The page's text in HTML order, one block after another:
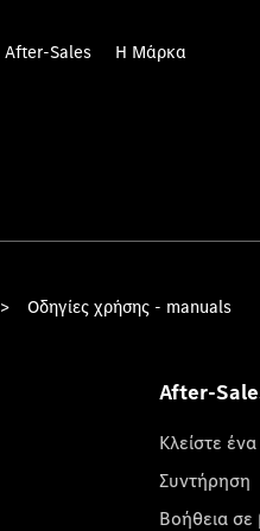
After-Sales Η Μάρκα
> Οδηγίες χρήσης - manuals
After-
Κλείστε
Συντήρηση
Βοήθεια σε